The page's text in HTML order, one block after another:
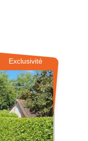
Exclusivité